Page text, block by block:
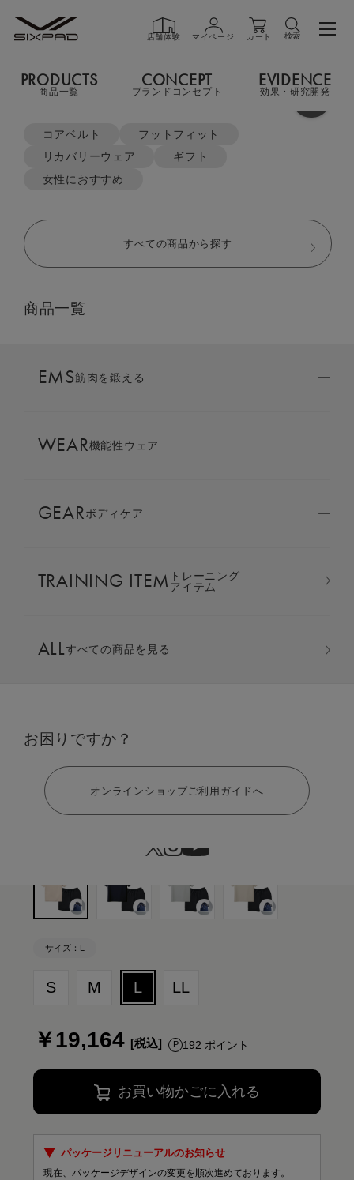
店舗体験 マイページ カート 検索
PRODUCTS商品一覧
GIFT ギフト
LIVE SHOPPING
AMBASSADOR
SIXPAD APP
COLUMN
LARGE ORDER ⼤⼝注⽂窓⼝
MULTI EMS
よく検索されているキーワード
コアベルト
フットフィット
リカバリーウェア
ギフト
女性におすすめ
すべての商品から探す
商品一覧
EMS筋肉を鍛える
WEAR機能性ウェア
GEARボディケア
TRAINING ITEM トレーニング
アイテム
ALLすべての商品を見る
お困りですか？
オンラインショップご利用ガイドへ
PRODUCTS
商品一覧
CONCEPT
ブランドコンセプト
EVIDENCE
効果・研究開発
ーフパンツ 上下セット
サイズ：L
S M L LL
￥19,164 192 ポイント
お買い物かごに入れる
パッケージリニューアルのお知らせ
現在、パッケージデザインの変更を順次進めております。